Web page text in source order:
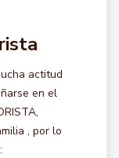
actitud
en el
, por lo